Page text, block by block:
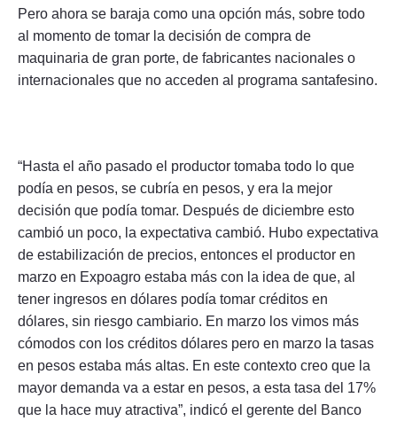
Pero ahora se baraja como una opción más, sobre todo
al momento de tomar la decisión de compra de
maquinaria de gran porte, de fabricantes nacionales o
internacionales que no acceden al programa santafesino.
“Hasta el año pasado el productor tomaba todo lo que
podía en pesos, se cubría en pesos, y era la mejor
decisión que podía tomar. Después de diciembre esto
cambió un poco, la expectativa cambió. Hubo expectativa
de estabilización de precios, entonces el productor en
marzo en Expoagro estaba más con la idea de que, al
tener ingresos en dólares podía tomar créditos en
dólares, sin riesgo cambiario. En marzo los vimos más
cómodos con los créditos dólares pero en marzo la tasas
en pesos estaba más altas. En este contexto creo que la
mayor demanda va a estar en pesos, a esta tasa del 17%
que la hace muy atractiva”, indicó el gerente del Banco